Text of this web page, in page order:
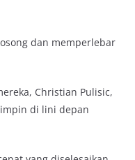
dan memperlebar
Christian Pulisic,
di lini depan